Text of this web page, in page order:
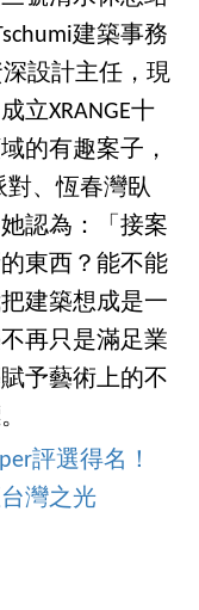
建築事務
設計主任，現
立XRANGE十
的有趣案子，
對、恆春灣臥
認為：「接案
東西？能不能
建築想成是一
再只是滿足業
予藝術上的不
評選得名！
灣之光